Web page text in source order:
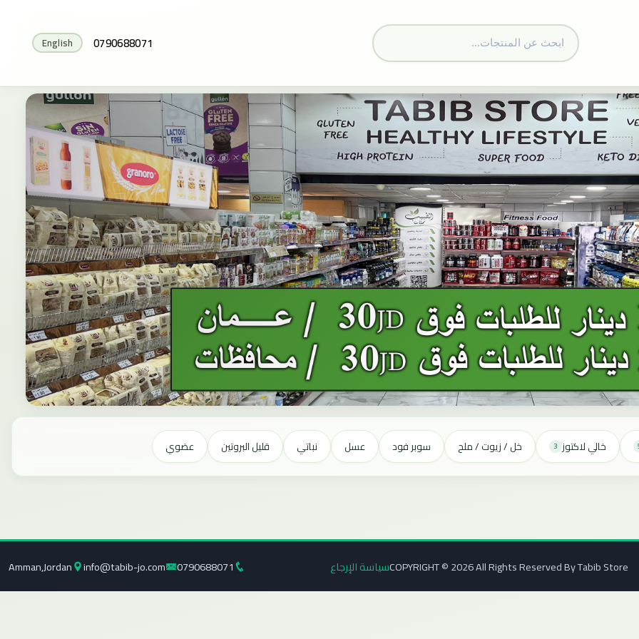
0790688071
English
خالي لاكتوز 3 خل / زيوت / ملح سوبر فود عسل نباتي قليل البروتين عضوي
0790688071
info@tabib-jo.com
Amman,Jordan COPYRIGHT © 2026 All Rights Reserved By Tabib Storeسياسة الإرجاع